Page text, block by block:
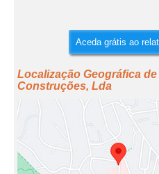
Aceda grátis ao
Localização Geográfica
Construções, Lda